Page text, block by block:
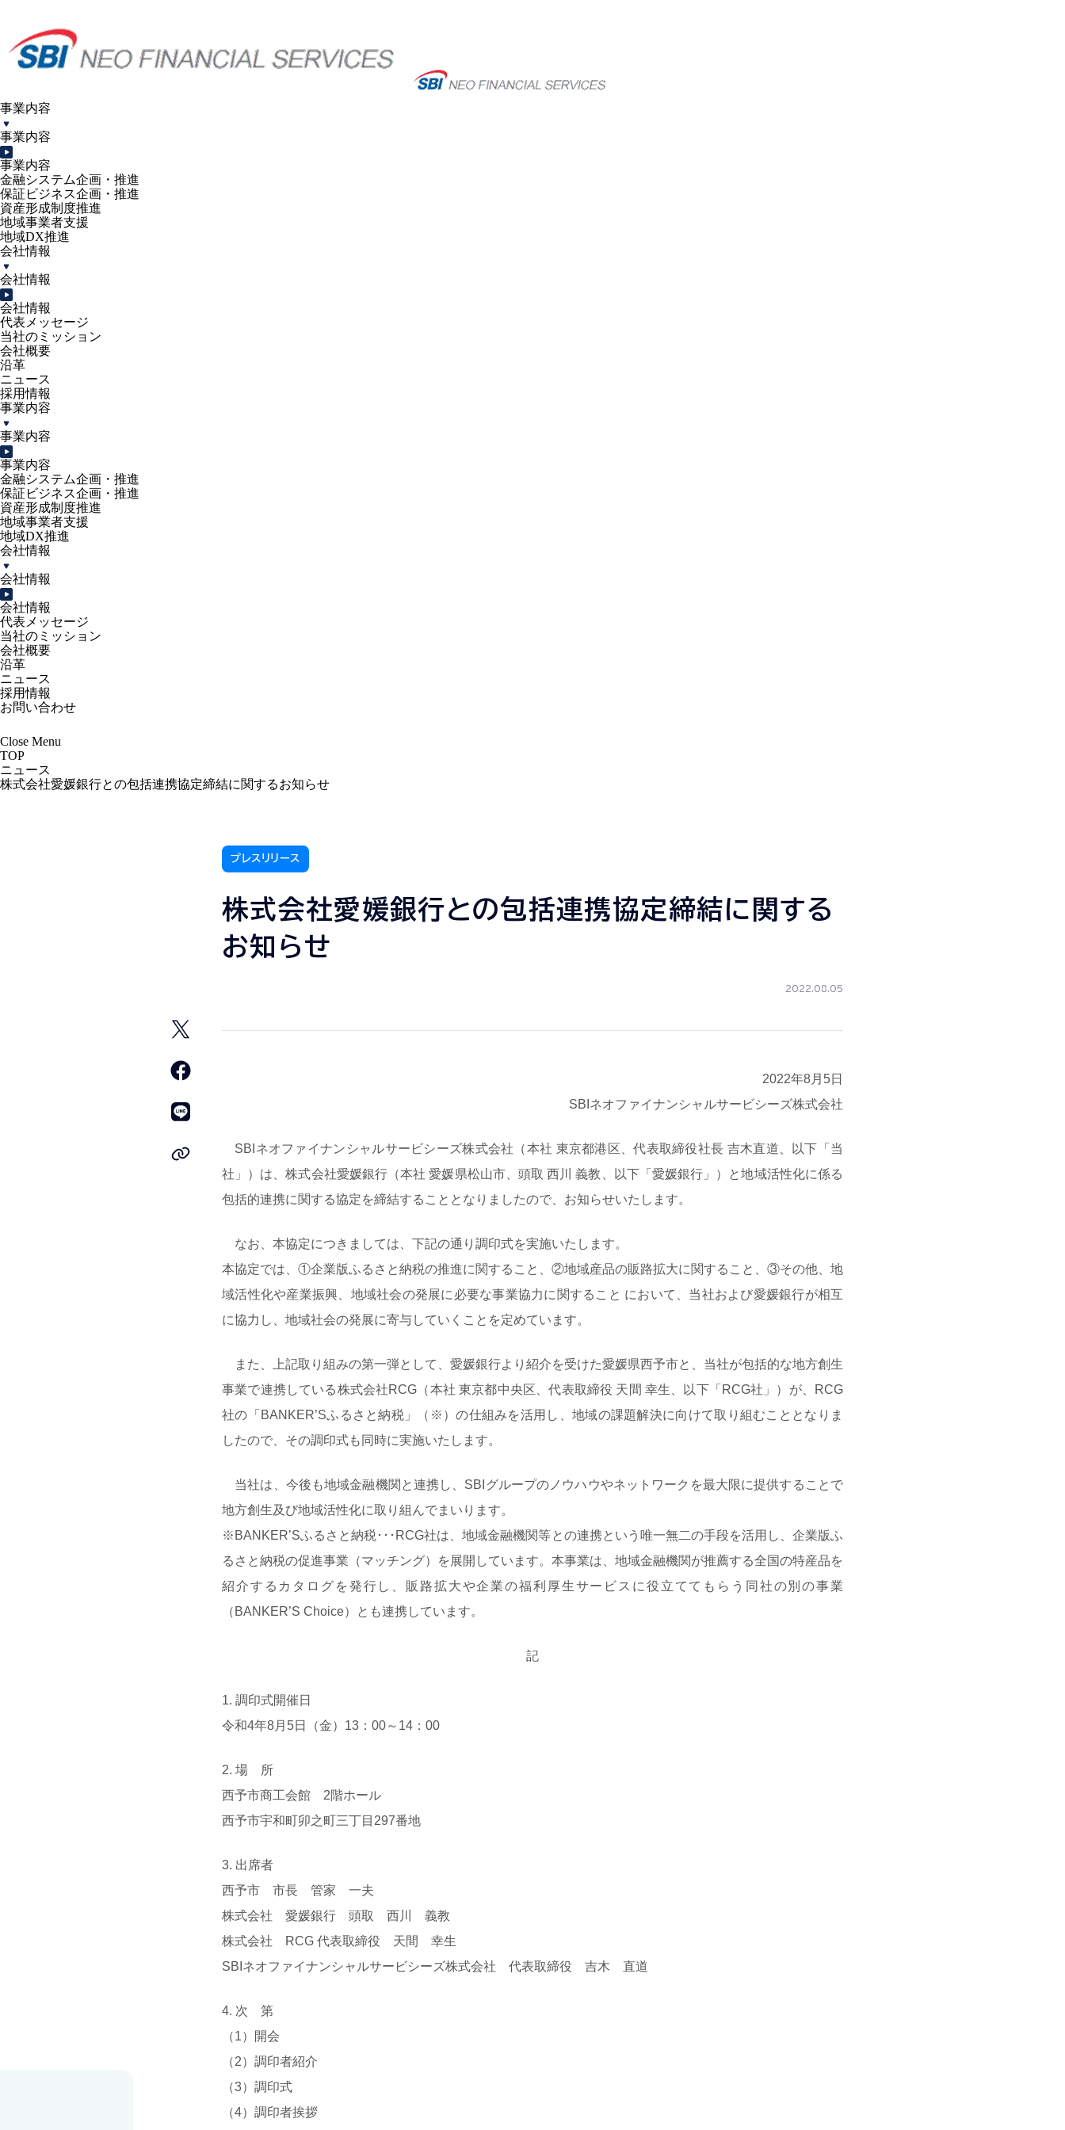
事業内容
事業内容
事業内容
金融システム企画・推進
保証ビジネス企画・推進
資産形成制度推進
地域事業者支援
地域DX推進
会社情報
会社情報
会社情報
代表メッセージ
当社のミッション
会社概要
沿革
ニュース
採用情報
事業内容
事業内容
事業内容
金融システム企画・推進
保証ビジネス企画・推進
資産形成制度推進
地域事業者支援
地域DX推進
会社情報
会社情報
会社情報
代表メッセージ
当社のミッション
会社概要
沿革
ニュース
採用情報
お問い合わせ
Close Menu
TOP
ニュース
株式会社愛媛銀行との包括連携協定締結に関するお知らせ
プレスリリース
株式会社愛媛銀行との包括連携協定締結に関する
お知らせ
2022.08.05
2022年8月5日
SBIネオファイナンシャルサービシーズ株式会社
SBIネオファイナンシャルサービシーズ株式会社（本社 東京都港区、代表取締役社長 吉木直道、以下「当
社」）は、株式会社愛媛銀行（本社 愛媛県松山市、頭取 西川 義教、以下「愛媛銀行」）と地域活性化に係る
包括的連携に関する協定を締結することとなりましたので、お知らせいたします。
なお、本協定につきましては、下記の通り調印式を実施いたします。
本協定では、①企業版ふるさと納税の推進に関すること、②地域産品の販路拡大に関すること、③その他、地
域活性化や産業振興、地域社会の発展に必要な事業協力に関すること において、当社および愛媛銀行が相互
に協力し、地域社会の発展に寄与していくことを定めています。
また、上記取り組みの第一弾として、愛媛銀行より紹介を受けた愛媛県西予市と、当社が包括的な地方創生
事業で連携している株式会社RCG（本社 東京都中央区、代表取締役 天間 幸生、以下「RCG社」）が、RCG
社の「BANKER’Sふるさと納税」（※）の仕組みを活用し、地域の課題解決に向けて取り組むこととなりま
したので、その調印式も同時に実施いたします。
当社は、今後も地域金融機関と連携し、SBIグループのノウハウやネットワークを最大限に提供することで
地方創生及び地域活性化に取り組んでまいります。
※BANKER’Sふるさと納税･･･RCG社は、地域金融機関等との連携という唯一無二の手段を活用し、企業版ふ
るさと納税の促進事業（マッチング）を展開しています。本事業は、地域金融機関が推薦する全国の特産品を
紹介するカタログを発行し、販路拡大や企業の福利厚生サービスに役立ててもらう同社の別の事業
（BANKER’S Choice）とも連携しています。
記
1. 調印式開催日
令和4年8月5日（金）13：00～14：00
2. 場 所
西予市商工会館 2階ホール
西予市宇和町卯之町三丁目297番地
3. 出席者
西予市 市長 管家 一夫
株式会社 愛媛銀行 頭取 西川 義教
株式会社 RCG 代表取締役 天間 幸生
SBIネオファイナンシャルサービシーズ株式会社 代表取締役 吉木 直道
4. 次 第
（1）開会
（2）調印者紹介
（3）調印式
（4）調印者挨拶